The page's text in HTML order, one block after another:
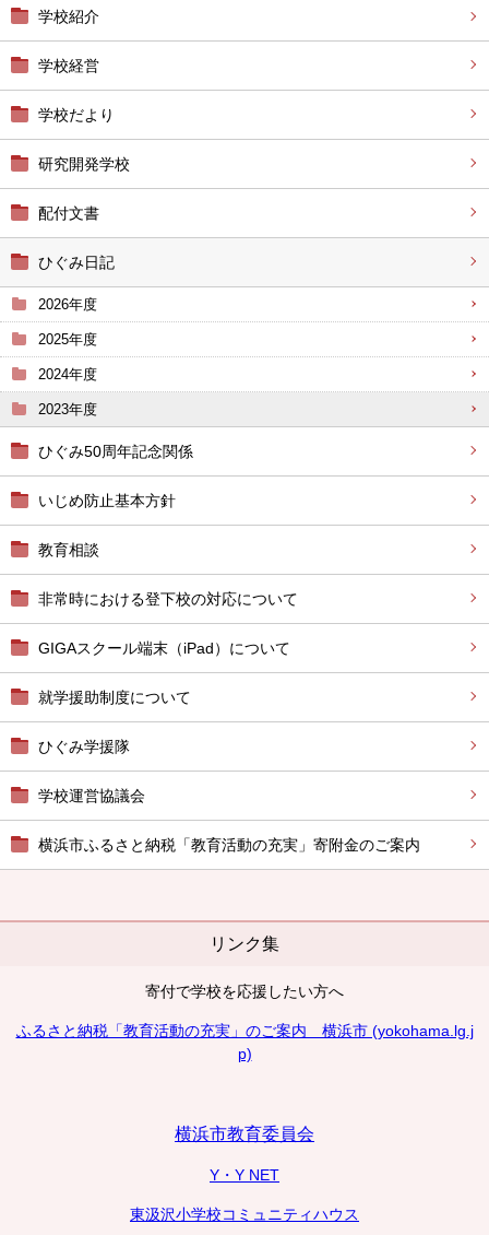
学校紹介
学校経営
学校だより
研究開発学校
配付文書
ひぐみ日記
2026年度
2025年度
2024年度
2023年度
ひぐみ50周年記念関係
いじめ防止基本方針
教育相談
非常時における登下校の対応について
GIGAスクール端末（iPad）について
就学援助制度について
ひぐみ学援隊
学校運営協議会
横浜市ふるさと納税「教育活動の充実」寄附金のご案内
リンク集
寄付で学校を応援したい方へ
ふるさと納税「教育活動の充実」のご案内 横浜市 (yokohama.lg.j
p)
横浜市教育委員会
Y・Y NET
東汲沢小学校コミュニティハウス